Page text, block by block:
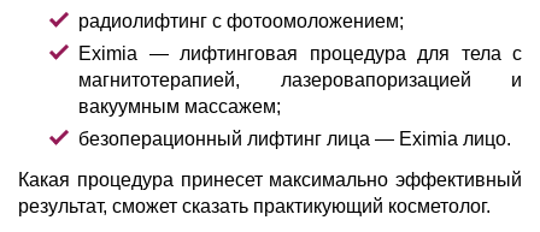
радиолифтинг с фотоомоложением;
Eximia — лифтинговая процедура для тела с
магнитотерапией, лазеровапоризацией и
вакуумным массажем;
безоперационный лифтинг лица — Eximia лицо.
Какая процедура принесет максимально эффективный
результат, сможет сказать практикующий косметолог.